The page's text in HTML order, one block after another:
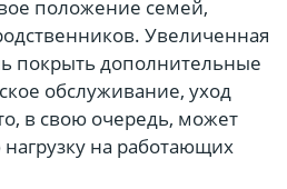
положение семей,
Увеличенная
покрыть дополнительные
обслуживание, уход
в свою очередь, может
на работающих